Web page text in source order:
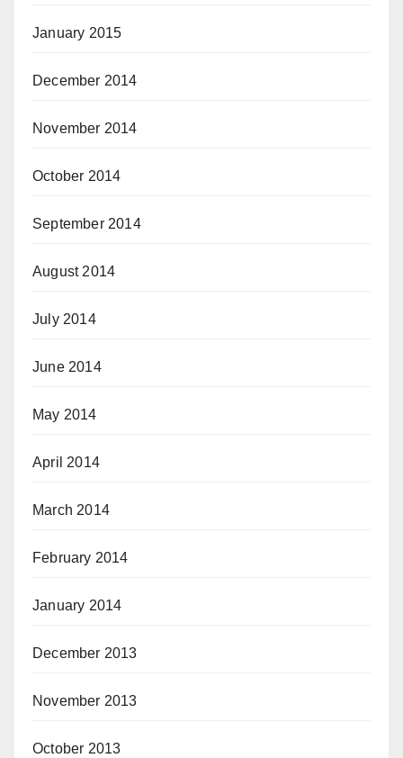
January 2015
December 2014
November 2014
October 2014
September 2014
August 2014
July 2014
June 2014
May 2014
April 2014
March 2014
February 2014
January 2014
December 2013
November 2013
October 2013